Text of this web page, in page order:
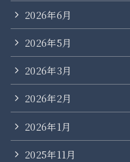
2026年6月
2026年5月
2026年3月
2026年2月
2026年1月
2025年11月